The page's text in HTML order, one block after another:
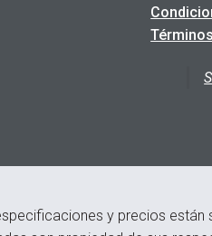
y precios están